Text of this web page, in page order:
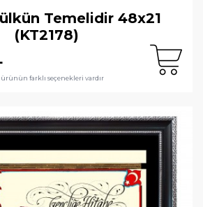
Temelidir 48x21
(KT2178)
farklı seçenekleri vardır